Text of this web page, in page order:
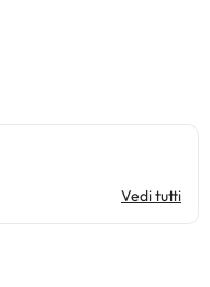
Vedi tutti